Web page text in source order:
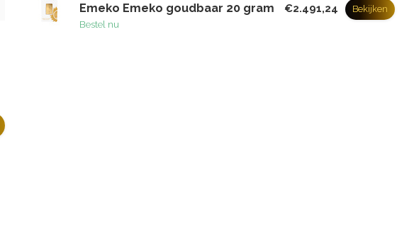
Emeko Emeko goudbaar 20 gram
Bestel nu
€2.491,24 Bekijken